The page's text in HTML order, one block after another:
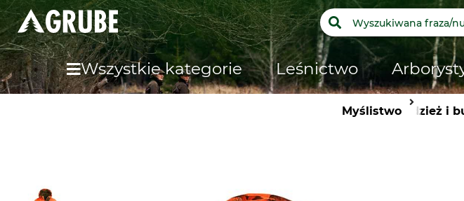
Wszystkie kategorie Leśnictwo
Myślistwo Odzież i